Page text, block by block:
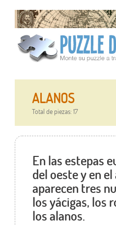
ALANOS
Total de piezas: 17
En las estepas
del oeste y en el
aparecen tres
los yácigas, los
los alanos.